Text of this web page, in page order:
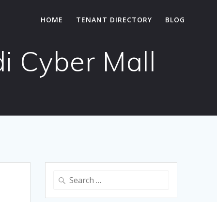
HOME TENANT DIRECTORY BLOG
Cyber Mall
Search